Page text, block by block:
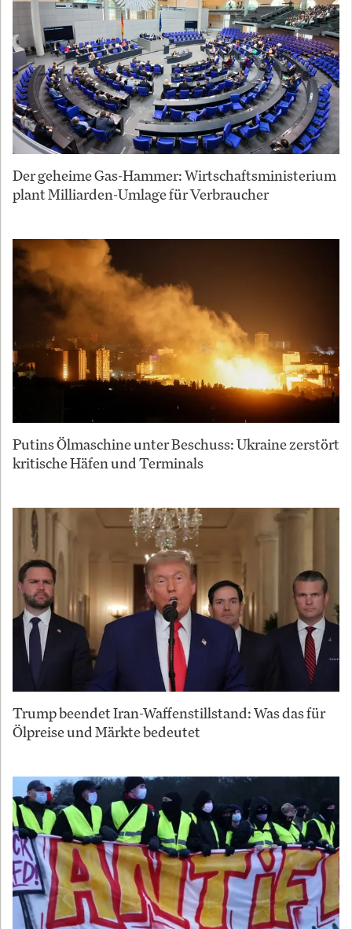
Der geheime Gas-Hammer: Wirtschaftsministerium
plant Milliarden-Umlage für Verbraucher
Putins Ölmaschine unter Beschuss: Ukraine zerstört
kritische Häfen und Terminals
Trump beendet Iran-Waffenstillstand: Was das für
Ölpreise und Märkte bedeutet